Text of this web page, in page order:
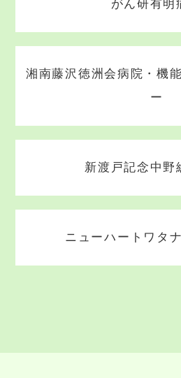
がん研有明
湘南藤沢徳洲会病院・機
ー
新渡戸記念中野
ニューハートワタ